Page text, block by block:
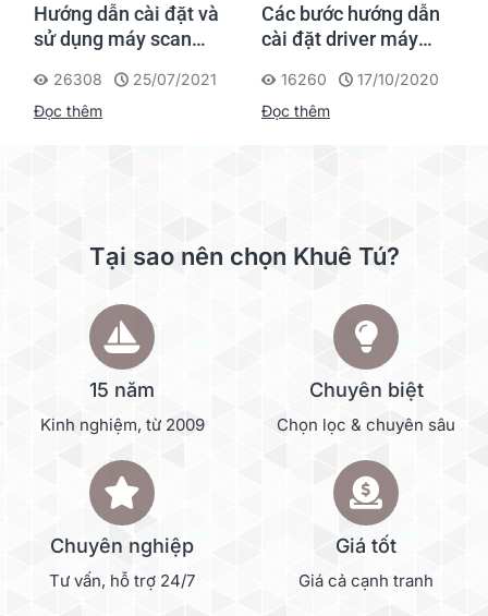
Hướng dẫn cài đặt và
sử dụng máy scan
26308
25/07/2021
Đọc thêm
Các bước hướng dẫn
cài đặt driver máy
Scanner
16260
17/10/2020
Đọc thêm
Tại sao nên chọn Khuê Tú?
15 năm
Kinh nghiệm, từ 2009
Chuyên biệt
Chọn lọc & chuyên sâu
Chuyên nghiệp
Tư vấn, hỗ trợ 24/7
Giá tốt
Giá cả cạnh tranh